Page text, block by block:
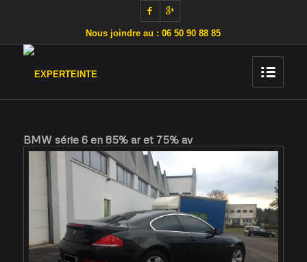
Nous joindre au : 06 50 90 88 85
BMW série 6 en 85% ar et 75% av